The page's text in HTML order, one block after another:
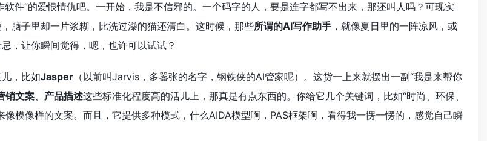
件”的爱恨情仇吧。一开始，我是不信邪的。一个码字的人，要是连字都写不出来，那还叫人吗？可现实
脑子里却一片浆糊，比洗过澡的猫还清白。这时候，那些所谓的AI写作助手 ，就像夏日里的一阵凉风，或
，让你瞬间觉得，嗯，也许可以试试？
，比如Jasper （以前叫Jarvis，多嚣张的名字，钢铁侠的AI管家呢）。这货一上来就摆出一副“我是来帮你
销文案、 产品描述这些标准化程度高的活儿上，那真是有点东西的。你给它几个关键词，比如“时尚、环保、
像模像样的文案。而且，它提供多种模式，什么AIDA模型啊，PAS框架啊，看得我一愣一愣的，感觉自己瞬